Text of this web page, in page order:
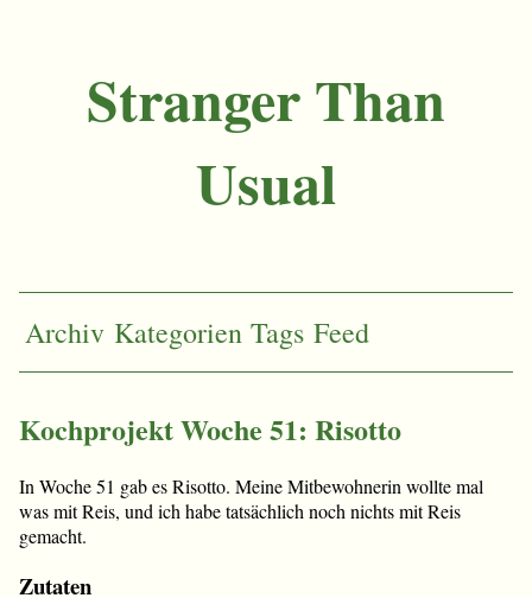
Stranger Than
Usual
Archiv Kategorien Tags Feed
Kochprojekt Woche 51: Risotto
In Woche 51 gab es Risotto. Meine Mitbewohnerin wollte mal
was mit Reis, und ich habe tatsächlich noch nichts mit Reis
gemacht.
Zutaten